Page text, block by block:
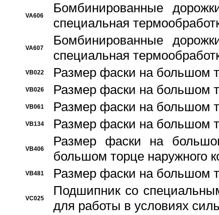
VA606
Бомбинированные
специальная
VA607
Бомбинированные
специальная
VB022 Размер фаски на большом
VB026 Размер фаски на большом
VB061 Размер фаски на большом
VB134 Размер фаски на большом
VB406
Размер фаски на
большом торце наружного
VB481 Размер фаски на большом
VC025
Подшипник со
для работы в условиях